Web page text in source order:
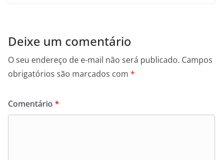
Deixe um comentário
O seu endereço de e-mail não será publicado. Campos
obrigatórios são marcados com *
Comentário *